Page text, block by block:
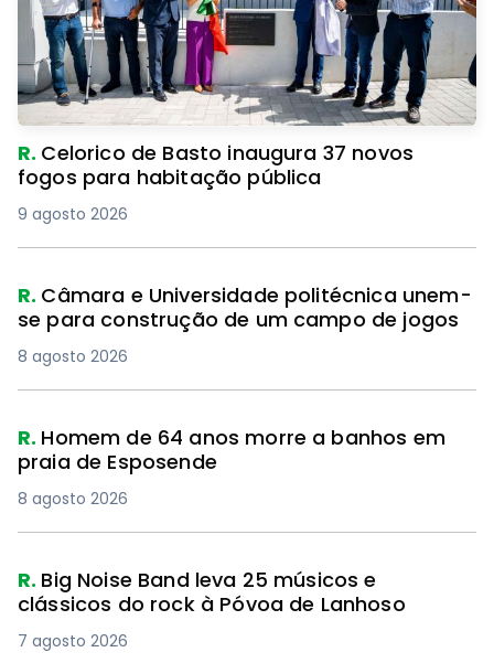
R. Celorico de Basto inaugura 37 novos
fogos para habitação pública
9 agosto 2026
R. Câmara e Universidade politécnica unem-
se para construção de um campo de jogos
8 agosto 2026
R. Homem de 64 anos morre a banhos em
praia de Esposende
8 agosto 2026
R. Big Noise Band leva 25 músicos e
clássicos do rock à Póvoa de Lanhoso
7 agosto 2026